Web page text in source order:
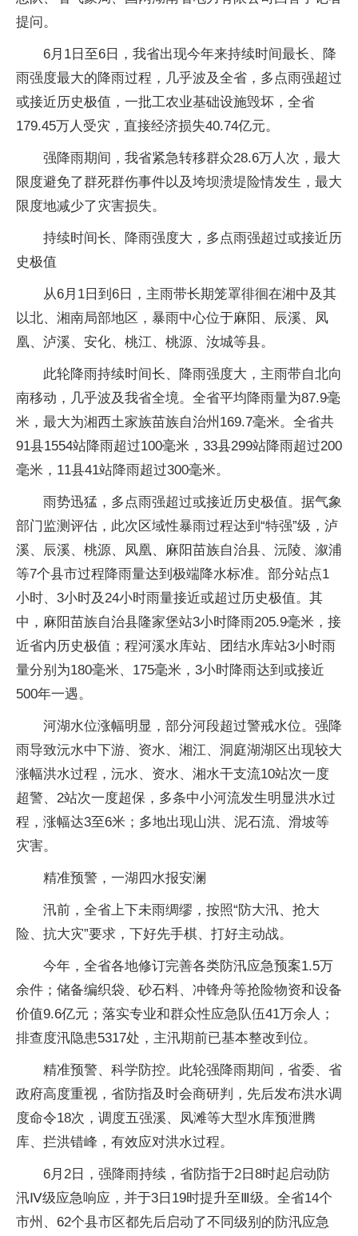
提问。
6月1日至6日，我省出现今年来持续时间最长、降
雨强度最大的降雨过程，几乎波及全省，多点雨强超过
或接近历史极值，一批工农业基础设施毁坏，全省
179.45万人受灾，直接经济损失40.74亿元。
强降雨期间，我省紧急转移群众28.6万人次，最大
限度避免了群死群伤事件以及垮坝溃堤险情发生，最大
限度地减少了灾害损失。
持续时间长、降雨强度大，多点雨强超过或接近历
史极值
从6月1日到6日，主雨带长期笼罩徘徊在湘中及其
以北、湘南局部地区，暴雨中心位于麻阳、辰溪、凤
凰、泸溪、安化、桃江、桃源、汝城等县。
此轮降雨持续时间长、降雨强度大，主雨带自北向
南移动，几乎波及我省全境。全省平均降雨量为87.9毫
米，最大为湘西土家族苗族自治州169.7毫米。全省共
91县1554站降雨超过100毫米，33县299站降雨超过200
毫米，11县41站降雨超过300毫米。
雨势迅猛，多点雨强超过或接近历史极值。据气象
部门监测评估，此次区域性暴雨过程达到“特强”级，泸
溪、辰溪、桃源、凤凰、麻阳苗族自治县、沅陵、溆浦
等7个县市过程降雨量达到极端降水标准。部分站点1
小时、3小时及24小时雨量接近或超过历史极值。其
中，麻阳苗族自治县隆家堡站3小时降雨205.9毫米，接
近省内历史极值；程河溪水库站、团结水库站3小时雨
量分别为180毫米、175毫米，3小时降雨达到或接近
500年一遇。
河湖水位涨幅明显，部分河段超过警戒水位。强降
雨导致沅水中下游、资水、湘江、洞庭湖湖区出现较大
涨幅洪水过程，沅水、资水、湘水干支流10站次一度
超警、2站次一度超保，多条中小河流发生明显洪水过
程，涨幅达3至6米；多地出现山洪、泥石流、滑坡等
灾害。
精准预警，一湖四水报安澜
汛前，全省上下未雨绸缪，按照“防大汛、抢大
险、抗大灾”要求，下好先手棋、打好主动战。
今年，全省各地修订完善各类防汛应急预案1.5万
余件；储备编织袋、砂石料、冲锋舟等抢险物资和设备
价值9.6亿元；落实专业和群众性应急队伍41万余人；
排查度汛隐患5317处，主汛期前已基本整改到位。
精准预警、科学防控。此轮强降雨期间，省委、省
政府高度重视，省防指及时会商研判，先后发布洪水调
度命令18次，调度五强溪、凤滩等大型水库预泄腾
库、拦洪错峰，有效应对洪水过程。
6月2日，强降雨持续，省防指于2日8时起启动防
汛Ⅳ级应急响应，并于3日19时提升至Ⅲ级。全省14个
市州、62个县市区都先后启动了不同级别的防汛应急